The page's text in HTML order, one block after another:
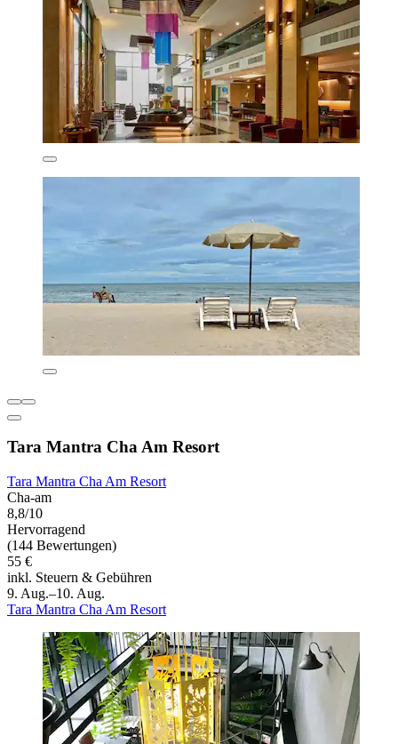
Tara Mantra Cha Am Resort
Tara Mantra Cha Am Resort
Cha-am
8,8/10
Hervorragend
(144 Bewertungen)
55 €
inkl. Steuern & Gebühren
9. Aug.–10. Aug.
Tara Mantra Cha Am Resort